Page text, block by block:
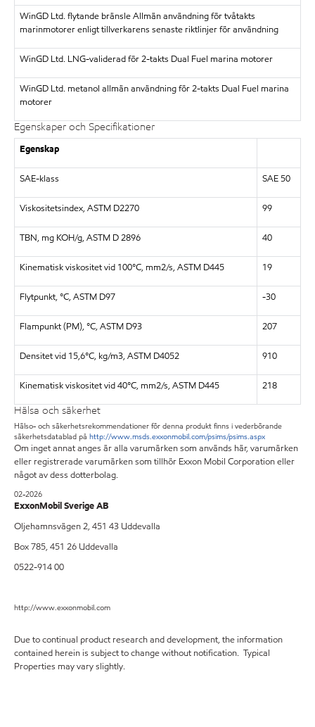
WinGD Ltd. flytande bränsle Allmän användning för tvåtakts
marinmotorer enligt tillverkarens senaste riktlinjer för användning
WinGD Ltd. LNG-validerad för 2-takts Dual Fuel marina motorer
WinGD Ltd. metanol allmän användning för 2-takts Dual Fuel marina
motorer
Egenskaper och Specifikationer
Egenskap
SAE-klass SAE 50
Viskositetsindex, ASTM D2270 99
TBN, mg KOH/g, ASTM D 2896 40
Kinematisk viskositet vid 100°C, mm2/s, ASTM D445 19
Flytpunkt, °C, ASTM D97 -30
Flampunkt (PM), °C, ASTM D93 207
Densitet vid 15,6°C, kg/m3, ASTM D4052 910
Kinematisk viskositet vid 40°C, mm2/s, ASTM D445 218
Hälsa och säkerhet
Hälso- och säkerhetsrekommendationer för denna produkt finns i vederbörande
säkerhetsdatablad på http://www.msds.exxonmobil.com/psims/psims.aspx
Om inget annat anges är alla varumärken som används här, varumärken
eller registrerade varumärken som tillhör Exxon Mobil Corporation eller
något av dess dotterbolag.
02-2026
ExxonMobil Sverige AB
Oljehamnsvägen 2, 451 43 Uddevalla
Box 785, 451 26 Uddevalla
0522-914 00
http://www.exxonmobil.com
Due to continual product research and development, the information
contained herein is subject to change without notification. Typical
Properties may vary slightly.